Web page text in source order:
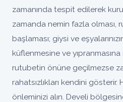
zamanında tespit edilerek
zamanda nemin fazla olması,
başlaması; giysi ve
küflenmesine ve
rutubetin önüne geçilmezse
rahatsızlıkları kendini
önleminizi alın. Develi